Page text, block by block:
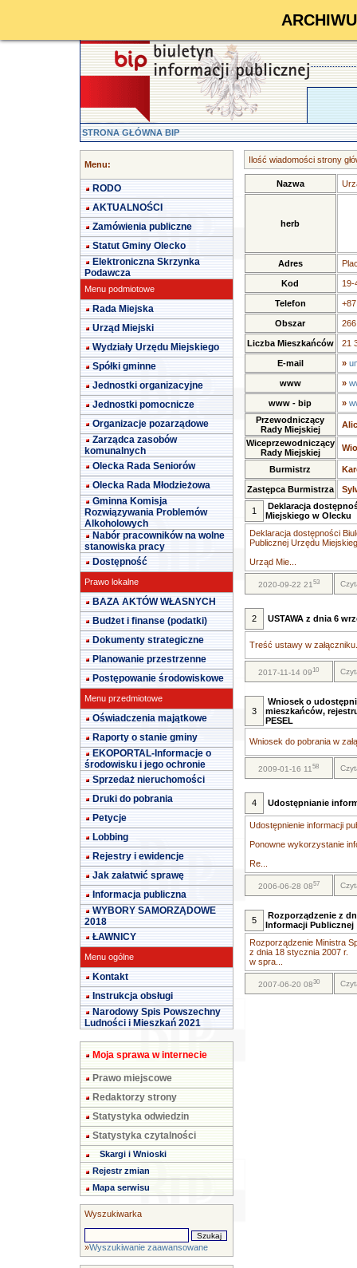
STRONA GŁÓWNA BIP
Menu:
RODO
AKTUALNOŚCI
Zamówienia publiczne
Statut Gminy Olecko
Elektroniczna Skrzynka
Podawcza
Menu podmiotowe
Rada Miejska
Urząd Miejski
Wydziały Urzędu Miejskiego
Spółki gminne
Jednostki organizacyjne
Jednostki pomocnicze
Organizacje pozarządowe
Zarządca zasobów
komunalnych
Olecka Rada Seniorów
Olecka Rada Młodzieżowa
Gminna Komisja
Rozwiązywania Problemów
Alkoholowych
Nabór pracowników na wolne
stanowiska pracy
Dostępność
Prawo lokalne
BAZA AKTÓW WŁASNYCH
Budżet i finanse (podatki)
Dokumenty strategiczne
Planowanie przestrzenne
Postępowanie środowiskowe
Menu przedmiotowe
Oświadczenia majątkowe
Raporty o stanie gminy
EKOPORTAL-Informacje o
środowisku i jego ochronie
Sprzedaż nieruchomości
Druki do pobrania
Petycje
Lobbing
Rejestry i ewidencje
Jak załatwić sprawę
Informacja publiczna
WYBORY SAMORZĄDOWE
2018
ŁAWNICY
Menu ogólne
Kontakt
Instrukcja obsługi
Narodowy Spis Powszechny
Ludności i Mieszkań 2021
Moja sprawa w internecie
Prawo miejscowe
Redaktorzy strony
Statystyka odwiedzin
Statystyka czytalności
Skargi i Wnioski
Rejestr zmian
Mapa serwisu
Wyszukiwarka
»Wyszukiwanie zaawansowane
Ilość wiadomości strony
Nazwa
herb
Adres
Kod 19-
Telefon
Obszar
Liczba Mieszkańców 21
E-mail »
www »
www - bip »
Przewodniczący
Rady Miejskiej
Wiceprzewodniczący
Rady Miejskiej
Burmistrz
Zastępca Burmistrza
1
Deklaracja
Miejskiego w Olecku
Deklaracja dostępności
Publicznej Urzędu
Urząd Mie...
2020-09-22 2153
2 USTAWA z dnia 6
Treść ustawy w
2017-11-14 0910
3
Wniosek o
mieszkańców,
PESEL
Wniosek do pobrania w
2009-01-16 1158
4 Udostępnianie
Udostępnienie informacji
Ponowne wykorzystanie
Re...
2006-06-28 0857
5
Rozporządzenie z
Informacji Publicznej
Rozporządzenie Ministra
z dnia 18 stycznia 2007 r.
w spra...
2007-06-20 0830